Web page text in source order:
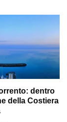
dentro
della Costiera